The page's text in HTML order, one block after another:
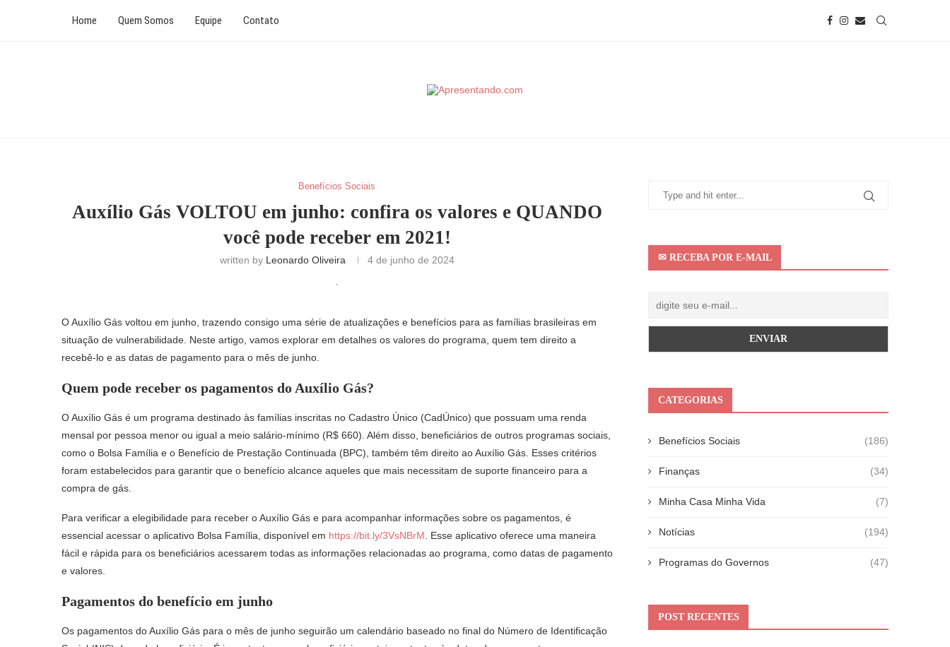
Home Quem Somos Equipe Contato
Benefícios Sociais
Auxílio Gás VOLTOU em junho: confira os valores e QUANDO
você pode receber em 2021!
written by Leonardo Oliveira 4 de junho de 2024
O Auxílio Gás voltou em junho, trazendo consigo uma série de atualizações e benefícios para as famílias brasileiras em
situação de vulnerabilidade. Neste artigo, vamos explorar em detalhes os valores do programa, quem tem direito a
recebê-lo e as datas de pagamento para o mês de junho.
Quem pode receber os pagamentos do Auxílio Gás?
O Auxílio Gás é um programa destinado às famílias inscritas no Cadastro Único (CadÚnico) que possuam uma renda
mensal por pessoa menor ou igual a meio salário-mínimo (R$ 660). Além disso, beneficiários de outros programas sociais,
como o Bolsa Família e o Benefício de Prestação Continuada (BPC), também têm direito ao Auxílio Gás. Esses critérios
foram estabelecidos para garantir que o benefício alcance aqueles que mais necessitam de suporte financeiro para a
compra de gás.
Para verificar a elegibilidade para receber o Auxílio Gás e para acompanhar informações sobre os pagamentos, é
essencial acessar o aplicativo Bolsa Família, disponível em https://bit.ly/3VsNBrM . Esse aplicativo oferece uma maneira
fácil e rápida para os beneficiários acessarem todas as informações relacionadas ao programa, como datas de pagamento
e valores.
Pagamentos do benefício em junho
Os pagamentos do Auxílio Gás para o mês de junho seguirão um calendário baseado no final do Número de Identificação
✉ RECEBA POR E-MAIL
CATEGORIAS
Benefícios Sociais (186)
Finanças (34)
Minha Casa Minha Vida (7)
Notícias (194)
Programas do Governos (47)
POST RECENTES